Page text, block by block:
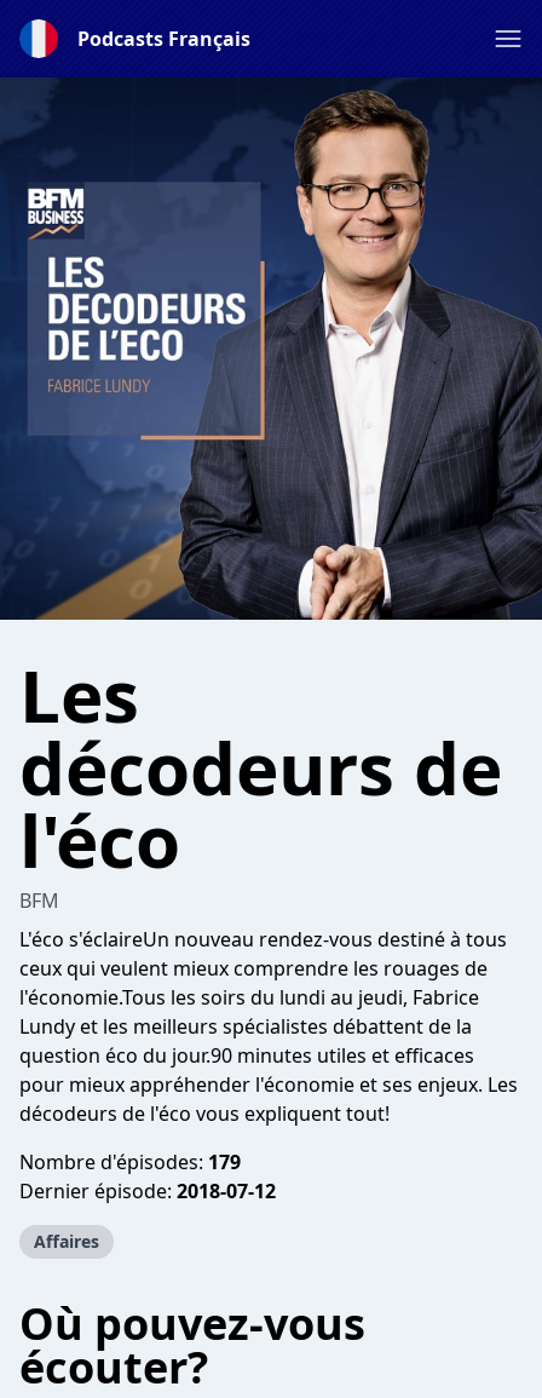
Podcasts Français
Les
décodeurs de
l'éco
BFM
L'éco s'éclaireUn nouveau rendez-vous destiné à tous
ceux qui veulent mieux comprendre les rouages de
l'économie.Tous les soirs du lundi au jeudi, Fabrice
Lundy et les meilleurs spécialistes débattent de la
question éco du jour.90 minutes utiles et efficaces
pour mieux appréhender l'économie et ses enjeux. Les
décodeurs de l'éco vous expliquent tout!
Nombre d'épisodes: 179
Dernier épisode: 2018-07-12
Affaires
Où pouvez-vous
écouter?